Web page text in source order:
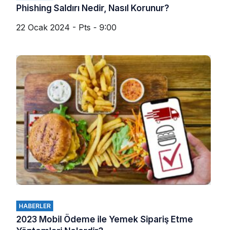
Phishing Saldırı Nedir, Nasıl Korunur?
22 Ocak 2024 - Pts - 9:00
HABERLER
2023 Mobil Ödeme ile Yemek Sipariş Etme